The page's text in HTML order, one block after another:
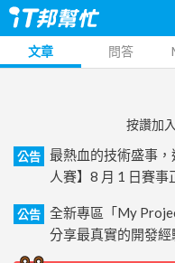
文章 問答
按讚加
公告
最熱血的技術盛事
人賽】8 月 1 日賽事
公告
全新專區「My
分享最真實的開發經